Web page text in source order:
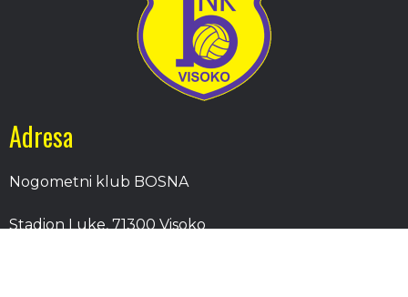
Adresa
Nogometni klub BOSNA
Stadion Luke, 71300 Visoko